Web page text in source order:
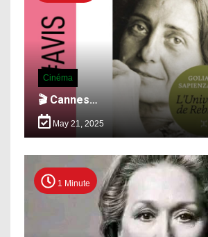
Cinéma
🎬 Cannes…
May 21, 2025
1 Minute